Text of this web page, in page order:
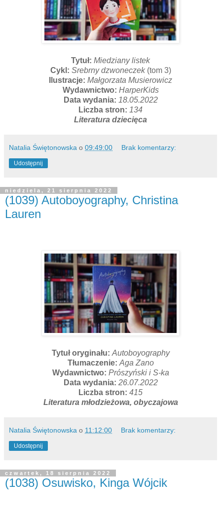
Tytuł: Miedziany listek
Cykl: Srebrny dzwoneczek (tom 3)
Ilustracje: Małgorzata Musierowicz
Wydawnictwo: HarperKids
Data wydania: 18.05.2022
Liczba stron: 134
Literatura dziecięca
Natalia Świętonowska o 09:49:00 Brak komentarzy:
Udostępnij
niedziela, 21 sierpnia 2022
(1039) Autoboyography, Christina
Lauren
Tytuł oryginału: Autoboyography
Tłumaczenie: Aga Zano
Wydawnictwo: Prószyński i S-ka
Data wydania: 26.07.2022
Liczba stron: 415
Literatura młodzieżowa, obyczajowa
Natalia Świętonowska o 11:12:00 Brak komentarzy:
Udostępnij
czwartek, 18 sierpnia 2022
(1038) Osuwisko, Kinga Wójcik